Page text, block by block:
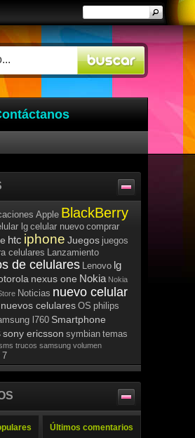
Apple BlackBerry
lg celular nuevo comprar
htc iphone Juegos juegos
celulares Lanzamiento
de celulares Lenovo lg
nexus one Nokia Nokia
Noticias nuevo celular
nuevos celulares OS philips
l760 Smartphone
sony ericsson symbian temas
trucos samsung volumen
7
Últimos comentarios